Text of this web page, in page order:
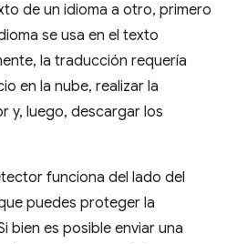
de un idioma a otro, primero
se usa en el texto
la traducción requería
en la nube, realizar la
y, luego, descargar los
funciona del lado del
puedes proteger la
bien es posible enviar una